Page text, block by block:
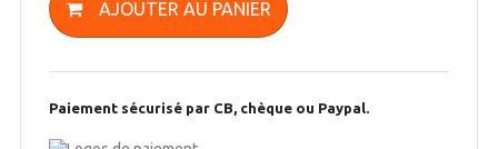
AJOUTER AU PANIER
Paiement sécurisé par CB, chèque ou Paypal.